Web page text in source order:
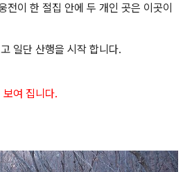
전이 한 절집 안에 두 개인 곳은 이곳이
일단 산행을 시작 합니다.
여 집니다.